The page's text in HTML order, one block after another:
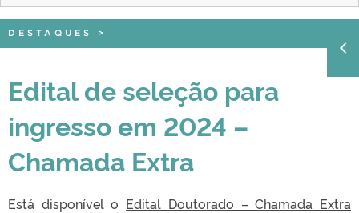
DESTAQUES >
Edital de seleção para
ingresso em 2024 –
Chamada Extra
Está disponível o Edital Doutorado – Chamada Extra